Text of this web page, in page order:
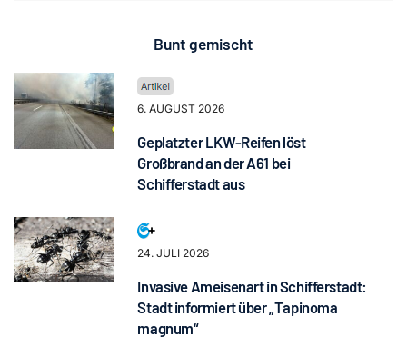
Bunt gemischt
6. AUGUST 2026
Geplatzter LKW-Reifen löst
Großbrand an der A61 bei
Schifferstadt aus
24. JULI 2026
Invasive Ameisenart in Schifferstadt:
Stadt informiert über „Tapinoma
magnum“